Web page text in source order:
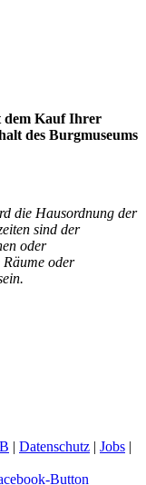
dem Kauf Ihrer
des Burgmuseums
die Hausordnung der
sind der
oder
oder
| Datenschutz | Jobs |